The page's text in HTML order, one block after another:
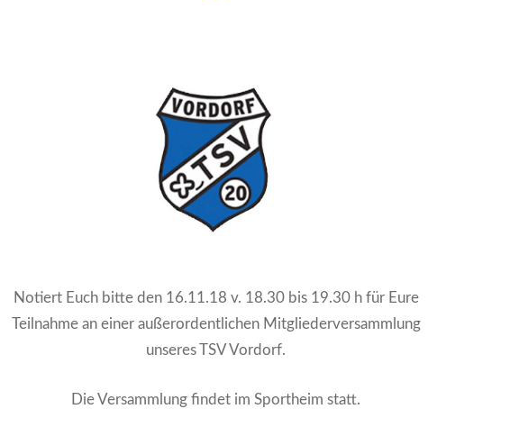
Notiert Euch bitte den 16.11.18 v. 18.30 bis 19.30 h für Eure
Teilnahme an einer außerordentlichen Mitgliederversammlung
unseres TSV Vordorf.
Die Versammlung findet im Sportheim statt.